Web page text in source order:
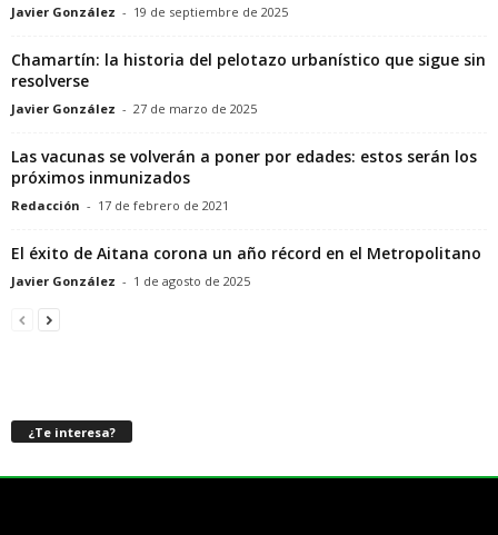
Javier González - 19 de septiembre de 2025
Chamartín: la historia del pelotazo urbanístico que sigue sin
resolverse
Javier González - 27 de marzo de 2025
Las vacunas se volverán a poner por edades: estos serán los
próximos inmunizados
Redacción - 17 de febrero de 2021
El éxito de Aitana corona un año récord en el Metropolitano
Javier González - 1 de agosto de 2025
¿Te interesa?